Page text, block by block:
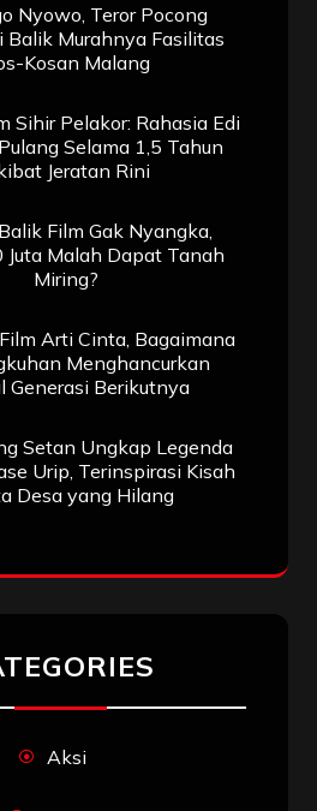
Nyowo, Teror Pocong
Balik Murahnya Fasilitas
Kosan Malang
Sihir Pelakor: Rahasia Edi
Selama 1,5 Tahun
Jeratan Rini
Film Gak Nyangka,
Juta Malah Dapat Tanah
Miring?
Arti Cinta, Bagaimana
Menghancurkan
Generasi Berikutnya
Setan Ungkap Legenda
Urip, Terinspirasi Kisah
Desa yang Hilang
Aksi